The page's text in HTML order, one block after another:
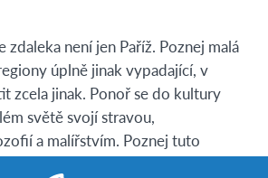
zdaleka není jen Paříž. Poznej malá
úplně jinak vypadající, v
zcela jinak. Ponoř se do kultury
světě svojí stravou,
a malířstvím. Poznej tuto
od Atlantiku až k Alpám, od kanálu